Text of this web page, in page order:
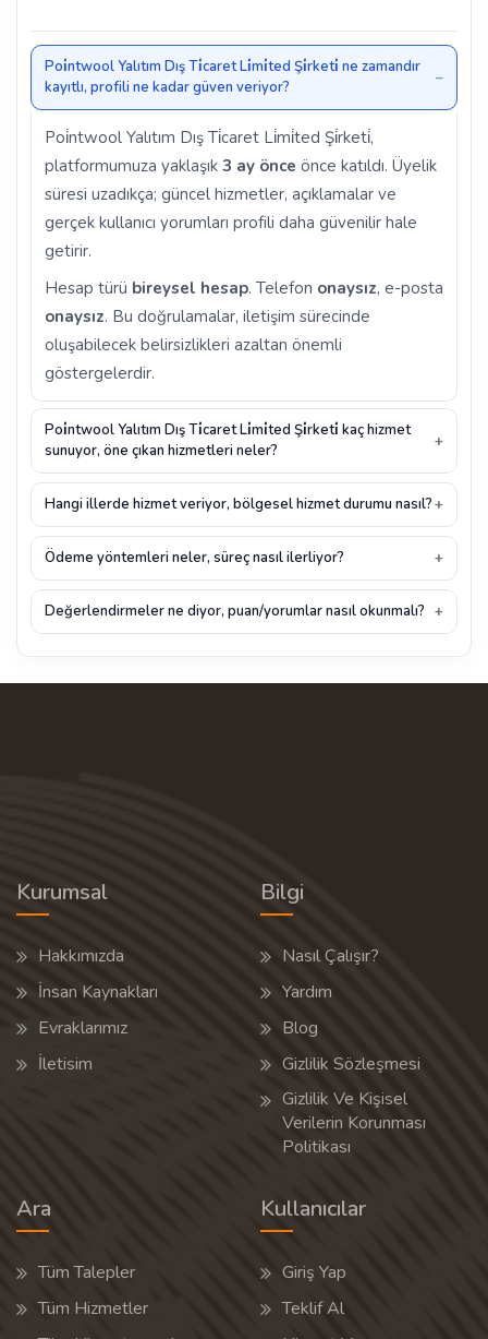
Poi̇ntwool Yalıtım Dış Ti̇caret Li̇mi̇ted Şi̇rketi̇ ne zamandır
kayıtlı, profili ne kadar güven veriyor?
Poi̇ntwool Yalıtım Dış Ti̇caret Li̇mi̇ted Şi̇rketi̇,
platformumuza yaklaşık 3 ay önce önce katıldı. Üyelik
süresi uzadıkça; güncel hizmetler, açıklamalar ve
gerçek kullanıcı yorumları profili daha güvenilir hale
getirir.
Hesap türü bireysel hesap. Telefon onaysız, e-posta
onaysız. Bu doğrulamalar, iletişim sürecinde
oluşabilecek belirsizlikleri azaltan önemli
göstergelerdir.
Poi̇ntwool Yalıtım Dış Ti̇caret Li̇mi̇ted Şi̇rketi̇ kaç hizmet
sunuyor, öne çıkan hizmetleri neler?
Hangi illerde hizmet veriyor, bölgesel hizmet durumu nasıl?
Ödeme yöntemleri neler, süreç nasıl ilerliyor?
Değerlendirmeler ne diyor, puan/yorumlar nasıl okunmalı?
Kurumsal
Hakkımızda
İnsan Kaynakları
Evraklarımız
İletisim
Bilgi
Nasıl Çalışır?
Yardım
Blog
Gizlilik Sözleşmesi
Gizlilik Ve Kişisel
Verilerin Korunması
Politikası
Ara
Tüm Talepler
Tüm Hizmetler
Kullanıcılar
Giriş Yap
Teklif Al